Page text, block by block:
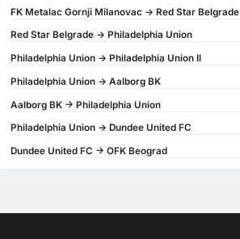
FK Metalac Gornji Milanovac -> Red Star Belgrade
Red Star Belgrade -> Philadelphia Union
Philadelphia Union -> Philadelphia Union II
Philadelphia Union -> Aalborg BK
Aalborg BK -> Philadelphia Union
Philadelphia Union -> Dundee United FC
Dundee United FC -> OFK Beograd